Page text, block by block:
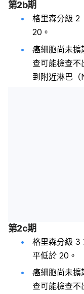
第2b期
格里森分級 2
20。
癌細胞尚未擴
查可能檢查
到附近淋巴（
第2c期
格里森分級
平低於 20。
癌細胞尚未擴
查可能檢查